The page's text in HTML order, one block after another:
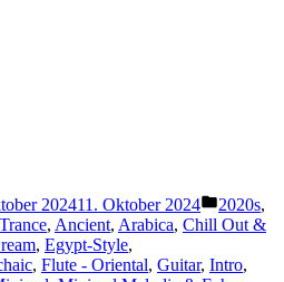
202411. Oktober 2024
unter
2020s,
, Ancient, Arabica, Chill Out &
, Egypt-Style,
, Flute - Oriental, Guitar, Intro,